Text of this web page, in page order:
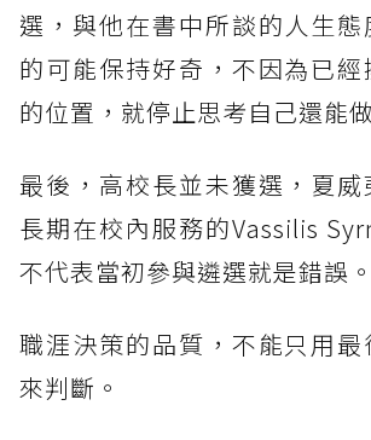
選，與他在書中所談的人生
的可能保持好奇，不因為已
的位置，就停止思考自己還能
最後，高校長並未獲選，夏
長期在校內服務的Vassilis
不代表當初參與遴選就是錯誤。
職涯決策的品質，不能只用
來判斷。